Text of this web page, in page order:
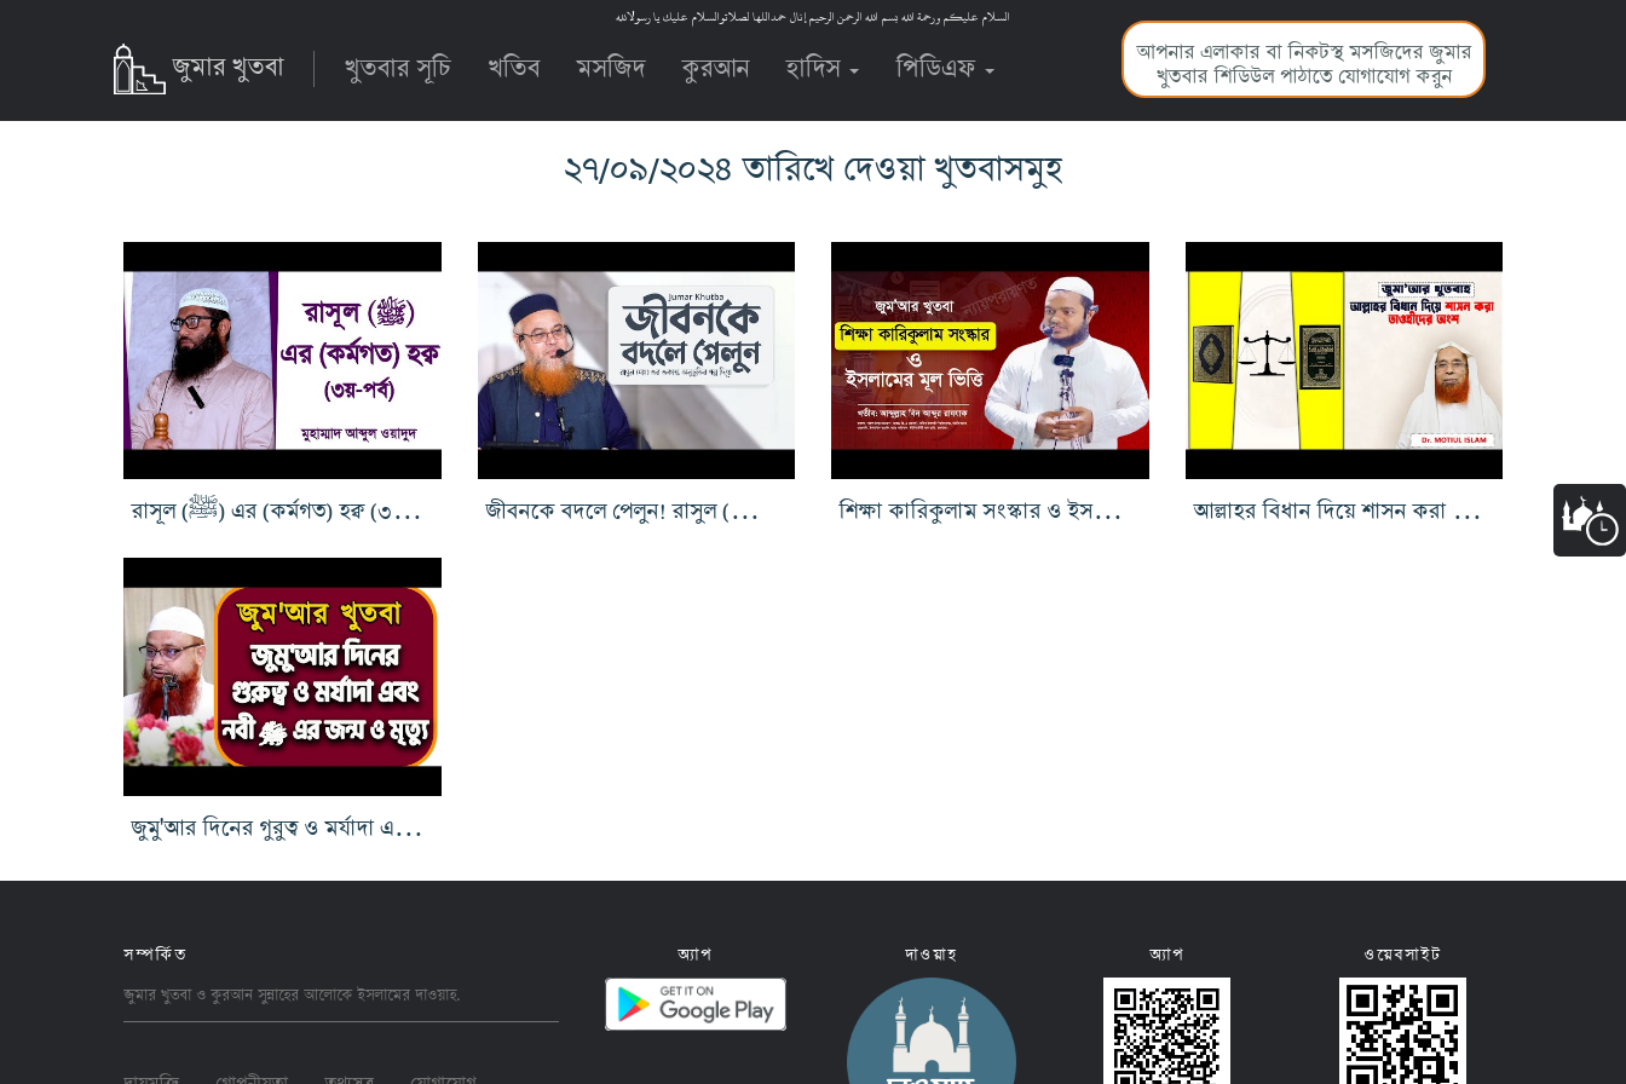
السلام عليكم ورحمة الله بسم الله الرحمن الرحيم إنال حمداللها لصلاتوالسلام عليك يا رسولالله
জুমার খুতবা খুতবার সূচি খতিব মসজিদ কুরআন হাদিস পিডিএফ
আপনার এলাকার বা নিকটস্থ মসজিদের জুমার
খুতবার শিডিউল পাঠাতে যোগাযোগ করুন
২৭/০৯/২০২৪ তারিখে দেওয়া খুতবাসমুহ
শিক্ষা কারিকুলাম সংস্কার ও ইসলামের মূল ভিত্তি
সম্পর্কিত
জুমার খুতবা ও কুরআন সুন্নাহের আলোকে ইসলামের দাওয়াহ.
দ্বায়মুক্তি গোপনীয়তা তথ্যসুত্র যোগাযোগ
অ্যাপ দাওয়াহ অ্যাপ ওয়েবসাইট